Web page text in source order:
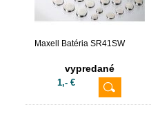
Maxell Batéria SR41SW
vypredané
1,- €